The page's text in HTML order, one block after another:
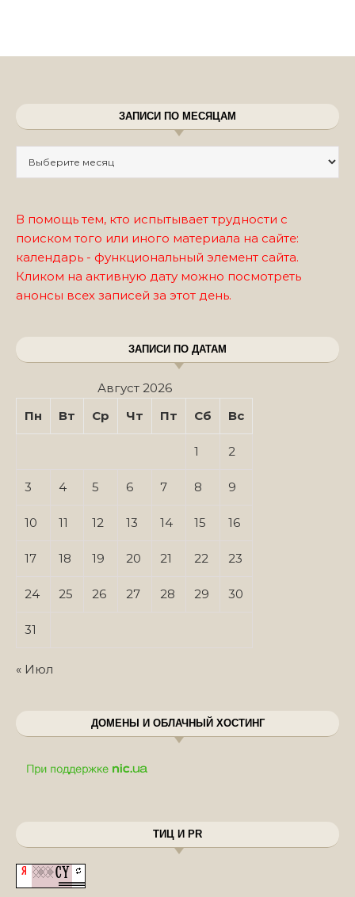
ЗАПИСИ ПО МЕСЯЦАМ
В помощь тем, кто испытывает трудности с
поиском того или иного материала на сайте:
календарь - функциональный элемент сайта.
Кликом на активную дату можно посмотреть
анонсы всех записей за этот день.
ЗАПИСИ ПО ДАТАМ
Август 2026
Пн
Вт Ср Чт Пт Сб Вс
1 2
3 4 5 6 7 8 9
10 11 12 13 14 15 16
17 18 19 20 21 22 23
24 25 26 27 28 29 30
31
« Июл
ДОМЕНЫ И ОБЛАЧНЫЙ ХОСТИНГ
ТИЦ И PR